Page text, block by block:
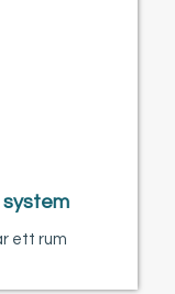
ett rum